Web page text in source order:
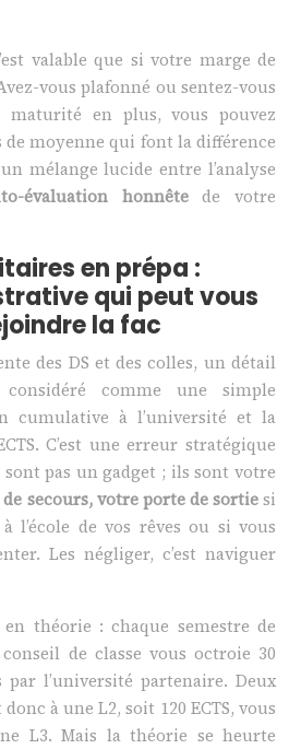
valable que si votre marge de
vous plafonné ou sentez-vous
maturité en plus, vous pouvez
de moyenne qui font la différence
mélange lucide entre l’analyse
évaluation honnêtede votre
en prépa :
qui peut vous
la fac
des DS et des colles, un détail
comme une simple
cumulative à l’université et la
C’est une erreur stratégique
pas un gadget ; ils sont votre
secours, votre porte de sortiesi
l’école de vos rêves ou si vous
Les négliger, c’est naviguer
théorie : chaque semestre de
de classe vous octroie 30
par l’université partenaire. Deux
à une L2, soit 120 ECTS, vous
L3. Mais la théorie se heurte